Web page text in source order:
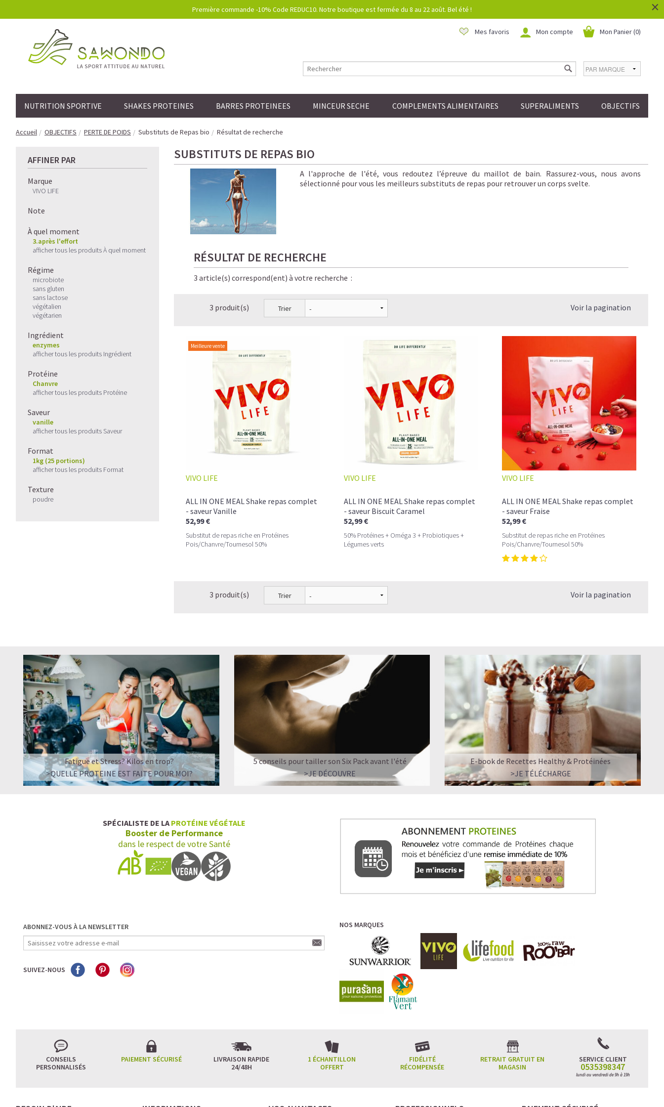
Première commande -10% Code REDUC10. Notre boutique est fermée du 8 au 22 août. Bel été ! ×
Mon Panier (0)
Mon compte
Mes favoris
NUTRITION SPORTIVE SHAKES PROTEINES BARRES PROTEINEES MINCEUR SECHE COMPLEMENTS ALIMENTAIRES SUPERALIMENTS OBJECTIFS
Accueil OBJECTIFS PERTE DE POIDS Substituts de Repas bio Résultat de recherche
AFFINER PAR
Marque
VIVO LIFE
Note
À quel moment
3.après l'effort
afficher tous les produits À quel moment
Régime
microbiote
sans gluten
sans lactose
végétalien
végétarien
Ingrédient
enzymes
afficher tous les produits Ingrédient
Protéine
Chanvre
afficher tous les produits Protéine
Saveur
vanille
afficher tous les produits Saveur
Format
1kg (25 portions)
afficher tous les produits Format
Texture
poudre
SUBSTITUTS DE REPAS BIO
A l'approche de l'été, vous redoutez l’épreuve du maillot de bain. Rassurez-vous, nous avons
sélectionné pour vous les meilleurs substituts de repas pour retrouver un corps svelte.
RÉSULTAT DE RECHERCHE
3 article(s) correspond(ent) à votre recherche :
3 produit(s) Trier Voir la pagination
Meilleure vente
VIVO LIFE
ALL IN ONE MEAL Shake repas complet
- saveur Vanille
52,99 €
Substitut de repas riche en Protéines
Pois/Chanvre/Tournesol 50%
VIVO LIFE
ALL IN ONE MEAL Shake repas complet
- saveur Biscuit Caramel
52,99 €
50% Protéines + Oméga 3 + Probiotiques +
Légumes verts
VIVO LIFE
ALL IN ONE MEAL Shake repas complet
- saveur Fraise
52,99 €
Substitut de repas riche en Protéines
Pois/Chanvre/Tournesol 50%
3 produit(s) Trier Voir la pagination
Fatigue et Stress? Kilos en trop?
>QUELLE PROTEINE EST FAITE POUR MOI?
5 conseils pour tailler son Six Pack avant l'été
>JE DÉCOUVRE
E-book de Recettes Healthy & Protéinées
>JE TÉLÉCHARGE
SPÉCIALISTE DE LA PROTÉINE VÉGÉTALE
Booster de Performance
dans le respect de votre Santé
ABONNEZ-VOUS À LA NEWSLETTER
SUIVEZ-NOUS
NOS MARQUES
CONSEILS
PERSONNALISÉS
PAIEMENT SÉCURISÉ
LIVRAISON RAPIDE
24/48H
1 ÉCHANTILLON
OFFERT
FIDÉLITÉ
RÉCOMPENSÉE
RETRAIT GRATUIT EN
MAGASIN
SERVICE CLIENT
0535398347
lundi au vendredi de 9h à 19h